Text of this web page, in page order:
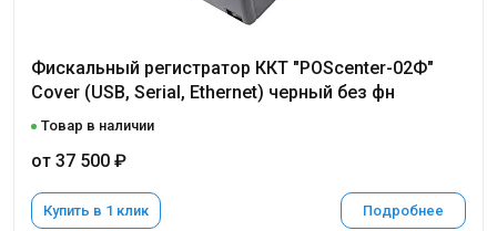
Фискальный регистратор ККТ "POScenter-02Ф"
Cover (USB, Serial, Ethernet) черный без фн
Товар в наличии
от 37 500 ₽
Купить в 1 клик Подробнее